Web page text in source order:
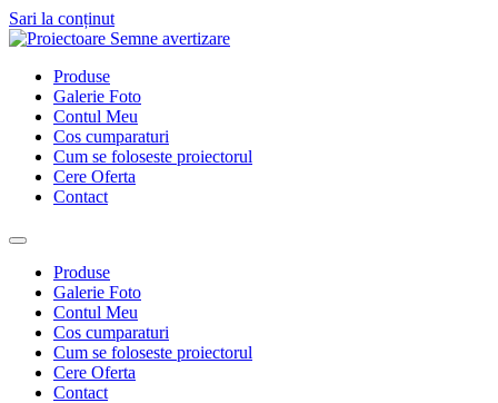
Sari la conținut
Produse
Galerie Foto
Contul Meu
Cos cumparaturi
Cum se foloseste proiectorul
Cere Oferta
Contact
Produse
Galerie Foto
Contul Meu
Cos cumparaturi
Cum se foloseste proiectorul
Cere Oferta
Contact